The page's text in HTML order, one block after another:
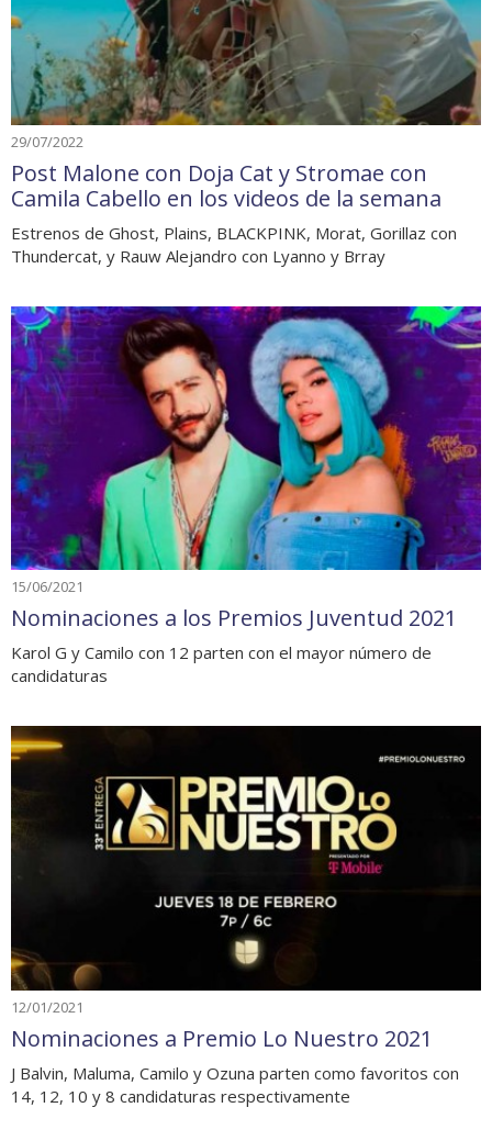
29/07/2022
Post Malone con Doja Cat y Stromae con
Camila Cabello en los videos de la semana
Estrenos de Ghost, Plains, BLACKPINK, Morat, Gorillaz con
Thundercat, y Rauw Alejandro con Lyanno y Brray
15/06/2021
Nominaciones a los Premios Juventud 2021
Karol G y Camilo con 12 parten con el mayor número de
candidaturas
12/01/2021
Nominaciones a Premio Lo Nuestro 2021
J Balvin, Maluma, Camilo y Ozuna parten como favoritos con
14, 12, 10 y 8 candidaturas respectivamente